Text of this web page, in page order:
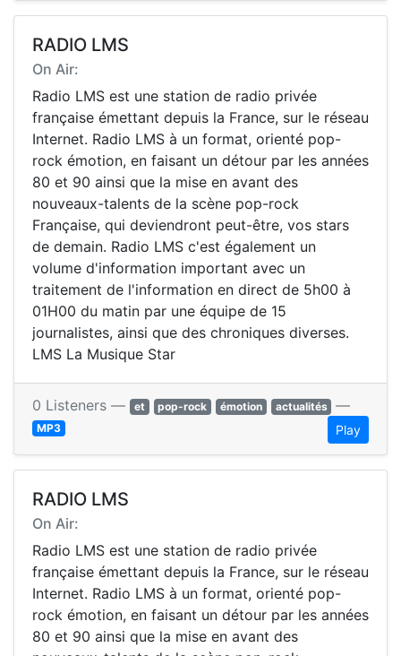
RADIO LMS
On Air:
Radio LMS est une station de radio privée
française émettant depuis la France, sur le réseau
Internet. Radio LMS à un format, orienté pop-
rock émotion, en faisant un détour par les années
80 et 90 ainsi que la mise en avant des
nouveaux-talents de la scène pop-rock
Française, qui deviendront peut-être, vos stars
de demain. Radio LMS c'est également un
volume d'information important avec un
traitement de l'information en direct de 5h00 à
01H00 du matin par une équipe de 15
journalistes, ainsi que des chroniques diverses.
LMS La Musique Star
0 Listeners — et pop-rock émotion actualités —
MP3 Play
RADIO LMS
On Air:
Radio LMS est une station de radio privée
française émettant depuis la France, sur le réseau
Internet. Radio LMS à un format, orienté pop-
rock émotion, en faisant un détour par les années
80 et 90 ainsi que la mise en avant des